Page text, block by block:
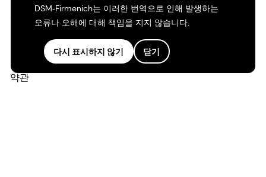
DSM‑Firmenich는 이러한 번역으로 인해 발생하는
오류나 오해에 대해 책임을 지지 않습니다.
다시 표시하지 않기 닫기
개인정보 보호 고지
이용 약관
약관